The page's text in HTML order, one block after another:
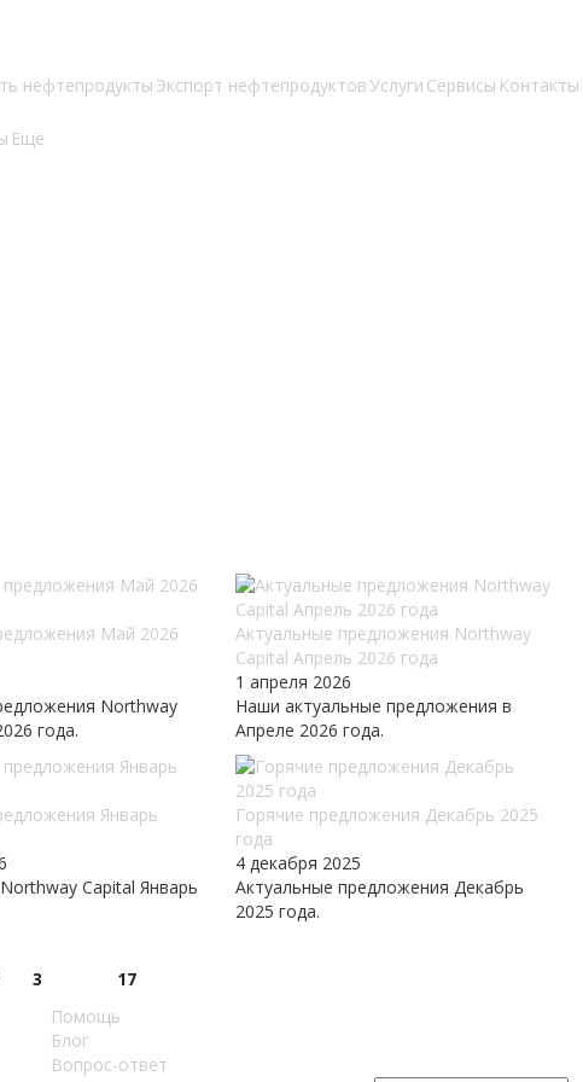
нефтепродукты Экспорт нефтепродуктов Услуги Сервисы Контакты
Ещё
Май 2026
Northway
года.
Актуальные предложения Northway
Capital Апрель 2026 года
1 апреля 2026
Наши актуальные предложения в
Апреле 2026 года.
Январь
Capital Январь
Горячие предложения Декабрь 2025
года
4 декабря 2025
Актуальные предложения Декабрь
2025 года.
3 17
Помощь
Блог
Вопрос-ответ